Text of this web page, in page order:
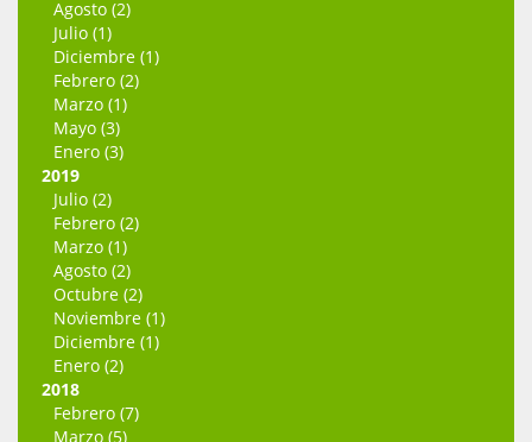
Agosto (2)
Julio (1)
Diciembre (1)
Febrero (2)
Marzo (1)
Mayo (3)
Enero (3)
2019
Julio (2)
Febrero (2)
Marzo (1)
Agosto (2)
Octubre (2)
Noviembre (1)
Diciembre (1)
Enero (2)
2018
Febrero (7)
Marzo (5)